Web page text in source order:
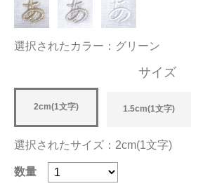
選択されたカラー：グリーン
サイズ
2cm(1文字) 1.5cm(1文字)
選択されたサイズ：2cm(1文字)
数量